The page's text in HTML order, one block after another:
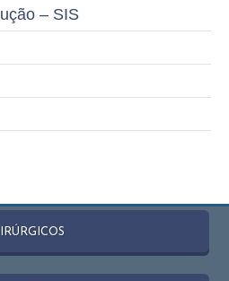
– SIS